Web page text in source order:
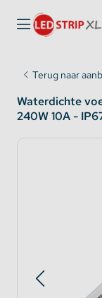
Terug naar
Waterdichte
240W 10A -